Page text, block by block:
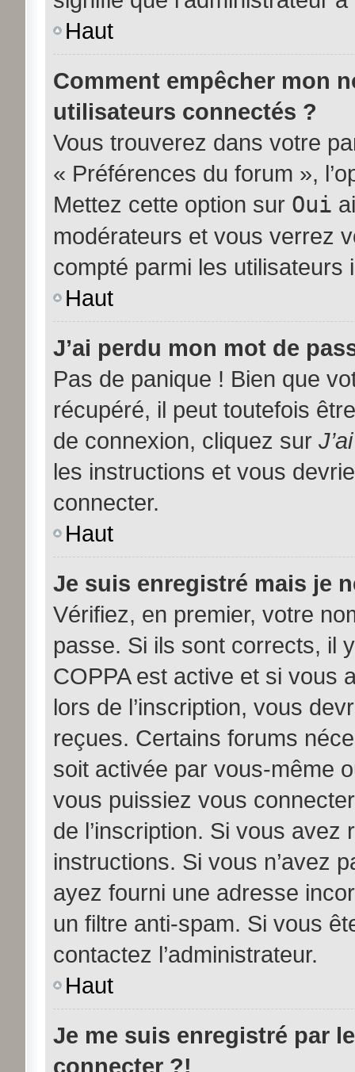
Haut
Comment empêcher mon
utilisateurs connectés ?
Vous trouverez dans votre
« Préférences du forum »,
Mettez cette option sur Oui
modérateurs et vous verrez
compté parmi les utilisateurs
Haut
J’ai perdu mon mot de
Pas de panique ! Bien que
récupéré, il peut toutefois
de connexion, cliquez sur
les instructions et vous
connecter.
Haut
Je suis enregistré mais je
Vérifiez, en premier, votre
passe. Si ils sont corrects, il
COPPA est active et si vous
lors de l’inscription, vous
reçues. Certains forums
soit activée par vous-même
vous puissiez vous
de l’inscription. Si vous
instructions. Si vous n’avez
ayez fourni une adresse
un filtre anti-spam. Si vous
contactez l’administrateur.
Haut
Je me suis enregistré par
connecter ?!